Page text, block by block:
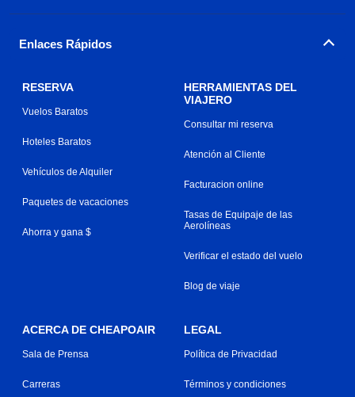
Enlaces Rápidos
RESERVA
Vuelos Baratos
Hoteles Baratos
Vehículos de Alquiler
Paquetes de vacaciones
Ahorra y gana $
HERRAMIENTAS DEL
VIAJERO
Consultar mi reserva
Atención al Cliente
Facturacion online
Tasas de Equipaje de las
Aerolíneas
Verificar el estado del vuelo
Blog de viaje
ACERCA DE CHEAPOAIR
Sala de Prensa
Carreras
LEGAL
Política de Privacidad
Términos y condiciones